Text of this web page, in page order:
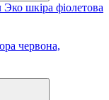
шкіра фіолетова